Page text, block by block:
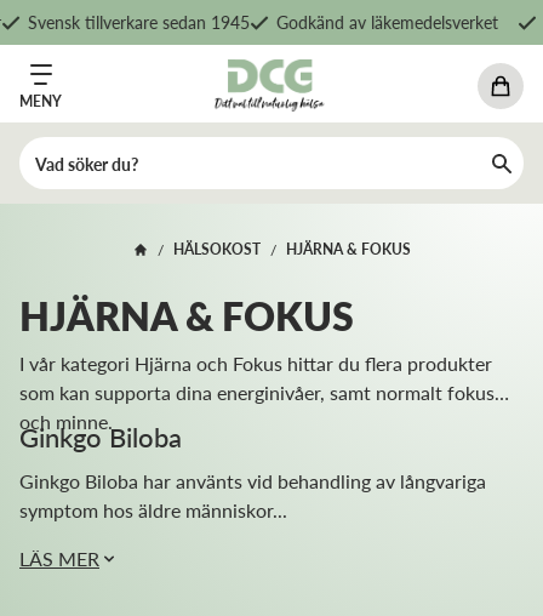
tillverkare sedan 1945 Godkänd av läkemedelsverket Fri
MENY
/ HÄLSOKOST / HJÄRNA & FOKUS
HJÄRNA & FOKUS
I vår kategori Hjärna och Fokus hittar du flera produkter
som kan supporta dina energinivåer, samt normalt fokus
och minne.
Ginkgo Biloba
Ginkgo Biloba har använts vid behandling av långvariga
symptom hos äldre människor...
LÄS MER